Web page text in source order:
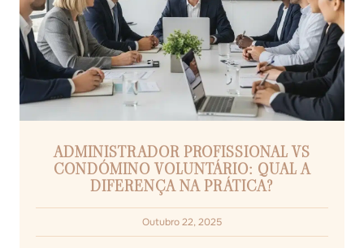
ADMINISTRADOR PROFISSIONAL VS
CONDÓMINO VOLUNTÁRIO: QUAL A
DIFERENÇA NA PRÁTICA?
Outubro 22, 2025